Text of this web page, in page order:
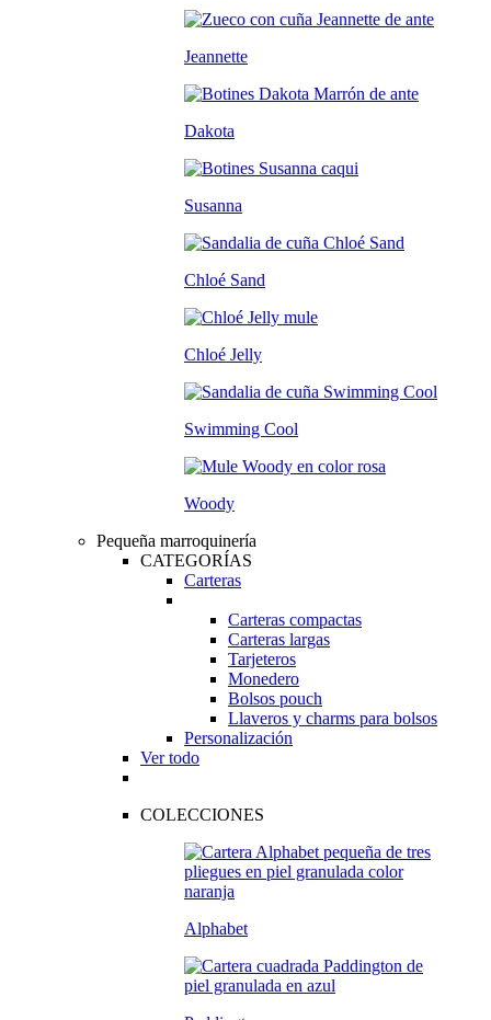
Jeannette
Dakota
Susanna
Chloé Sand
Chloé Jelly
Swimming Cool
Woody
Pequeña marroquinería
CATEGORÍAS
Carteras
Carteras compactas
Carteras largas
Tarjeteros
Monedero
Bolsos pouch
Llaveros y charms para bolsos
Personalización
Ver todo
COLECCIONES
Alphabet